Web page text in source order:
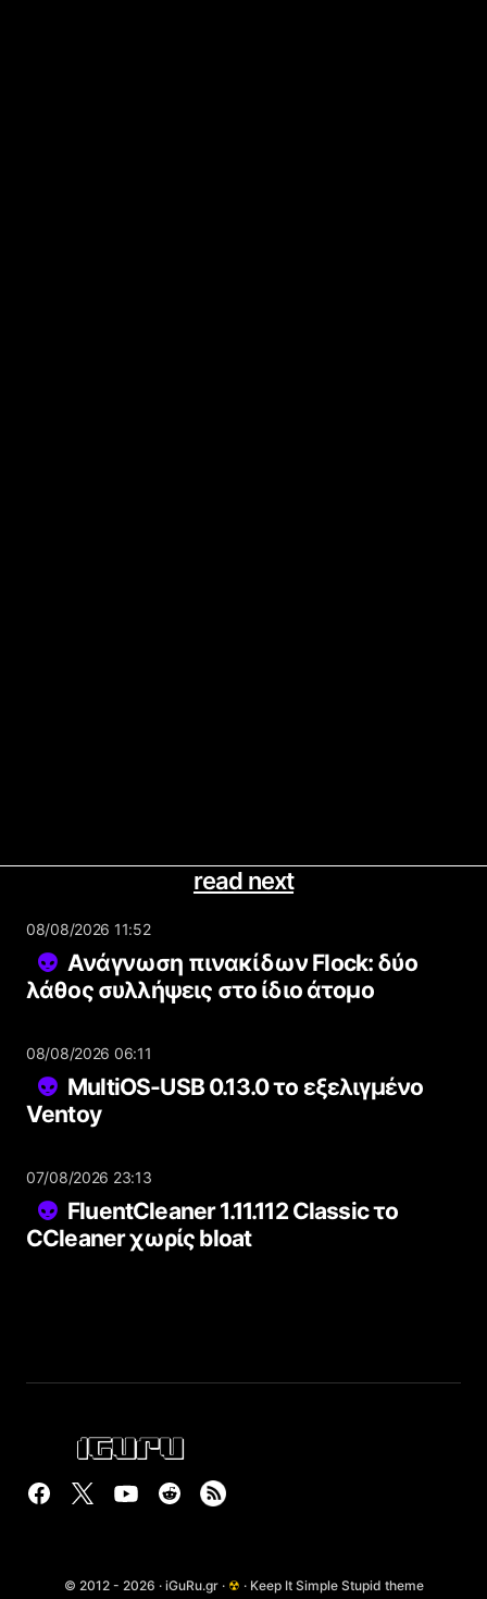
read next
08/08/2026 11:52
Ανάγνωση πινακίδων Flock: δύο
λάθος συλλήψεις στο ίδιο άτομο
08/08/2026 06:11
MultiOS-USB 0.13.0 το εξελιγμένο
Ventoy
07/08/2026 23:13
FluentCleaner 1.11.112 Classic το
CCleaner χωρίς bloat
© 2012 - 2026 · iGuRu.gr · ☢ · Keep It Simple Stupid theme